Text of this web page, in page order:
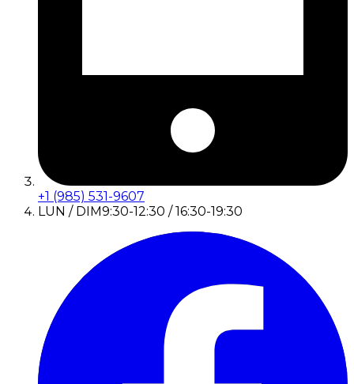
+1 (985) 531-9607
LUN / DIM9:30-12:30 / 16:30-19:30